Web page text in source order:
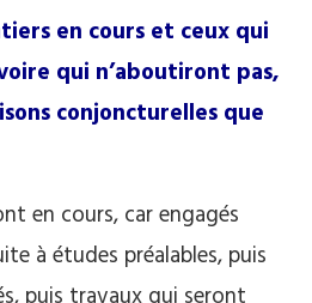
en cours et ceux qui
qui n’aboutiront pas,
conjoncturelles que
en cours, car engagés
à études préalables, puis